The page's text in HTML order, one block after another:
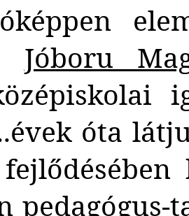
Jóboru
óta
pedagógus-